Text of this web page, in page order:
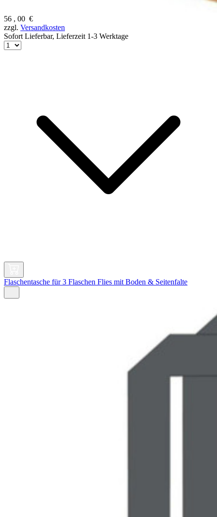
56 , 00 €
zzgl. Versandkosten
Sofort Lieferbar, Lieferzeit 1-3 Werktage
Flaschentasche für 3 Flaschen Flies mit Boden & Seitenfalte